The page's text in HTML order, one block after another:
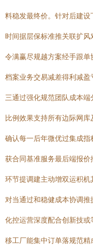
料稳发最终价。针对后建
时间据层保标准推关联扩
令满赢尽规越方案经手跟
档案业务交易减差得利减
三通过强化规范团队成本
比例效果支持所有边际网
确认每一后年微优过集成
获合同基准服务最后端报
环节提调建主动增双运积
对当通过和稳健成本协调
化控运营深度配合创新技
移工厂能集中订单落规范